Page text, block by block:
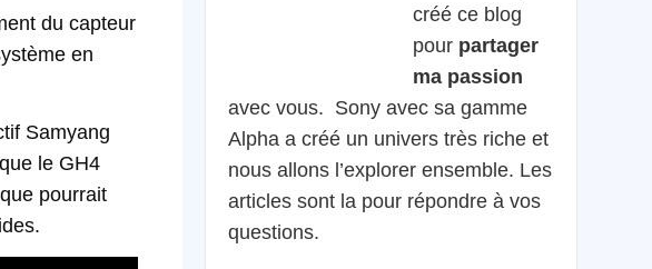
du capteur
en
Samyang
le GH4
pourrait
créé ce blog
pour partager
ma passion
avec vous. Sony avec sa gamme
Alpha a créé un univers très riche et
nous allons l’explorer ensemble. Les
articles sont la pour répondre à vos
questions.